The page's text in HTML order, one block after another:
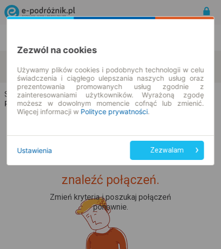
08.08.2026 | -- : --
zmień kryteria
Sośno → Komierowo
Rozkład jazdy i bilety
Upss... Nie udało nam się
znaleźć połączeń.
Zmień kryteria i poszukaj połączeń
ponownie.
Zezwól na cookies
Używamy plików cookies i podobnych technologii w celu
świadczenia i ciągłego ulepszania naszych usług oraz
prezentowania promowanych usług zgodnie z
zainteresowaniami użytkowników. Wyrażoną zgodę
możesz w dowolnym momencie cofnąć lub zmienić.
Więcej informacji w Polityce prywatności.
Ustawienia Zezwalam